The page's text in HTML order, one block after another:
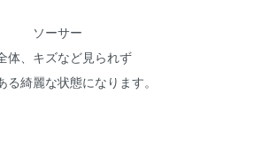
ソーサー
体、キズなど見られず
る綺麗な状態になります。